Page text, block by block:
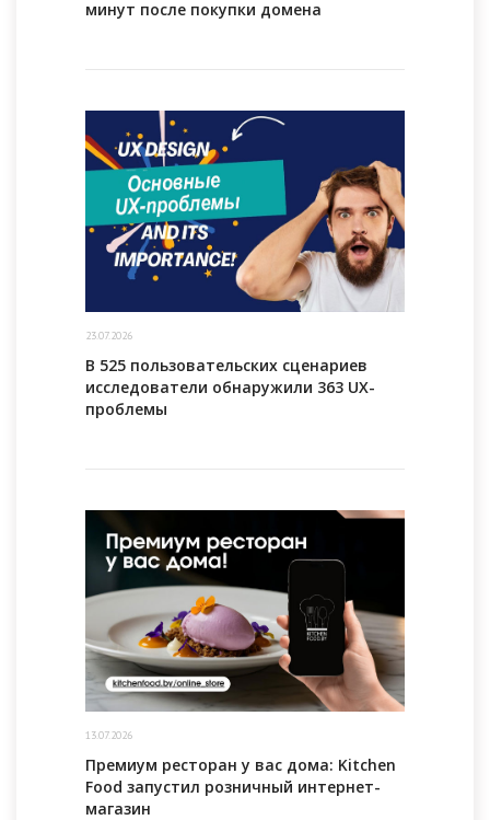
минут после покупки домена
23.07.2026
В 525 пользовательских сценариев
исследователи обнаружили 363 UX-
проблемы
13.07.2026
Премиум ресторан у вас дома: Kitchen
Food запустил розничный интернет-
магазин